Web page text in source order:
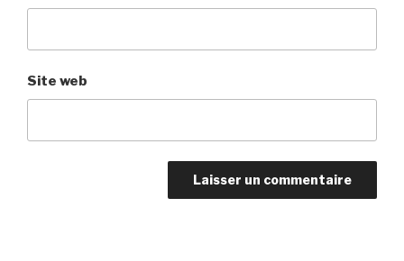
Site web